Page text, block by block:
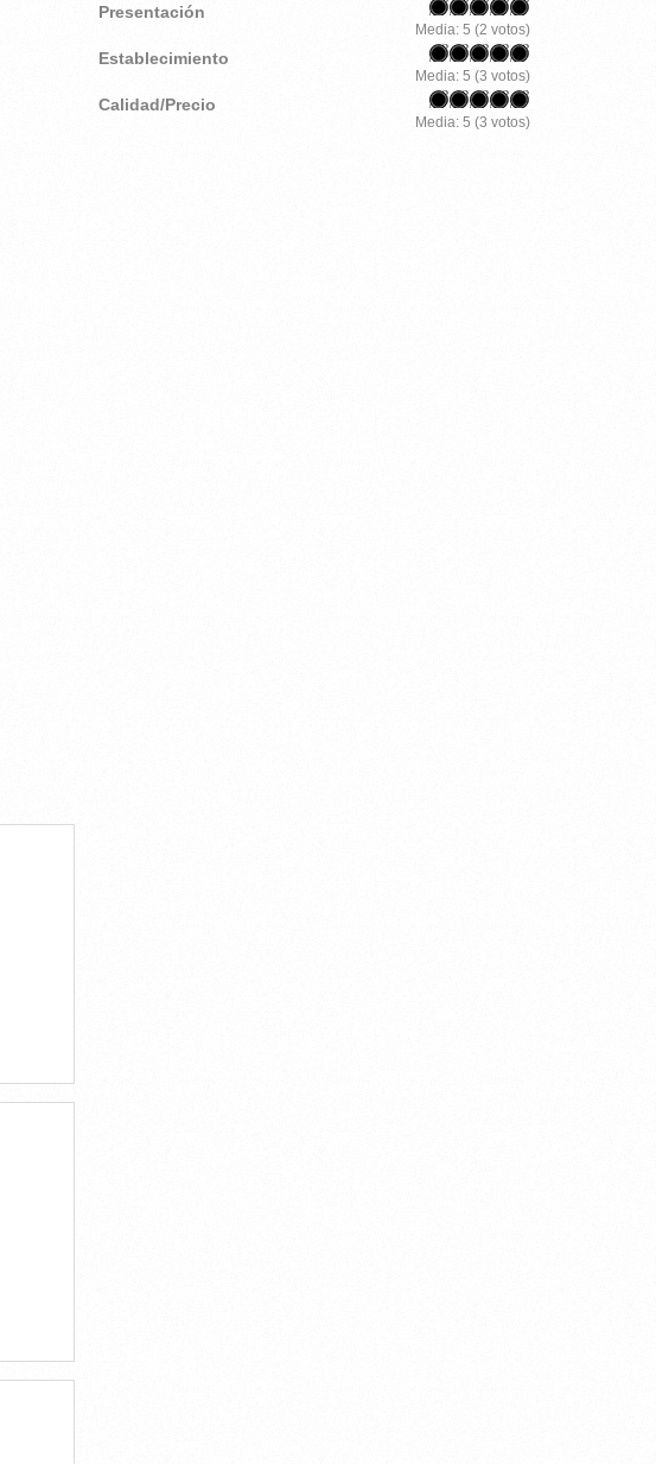
Presentación
Media: 5 (2 votos)
Establecimiento
Media: 5 (3 votos)
Calidad/Precio
Media: 5 (3 votos)